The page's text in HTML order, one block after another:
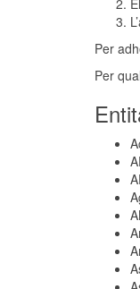
Per
Per